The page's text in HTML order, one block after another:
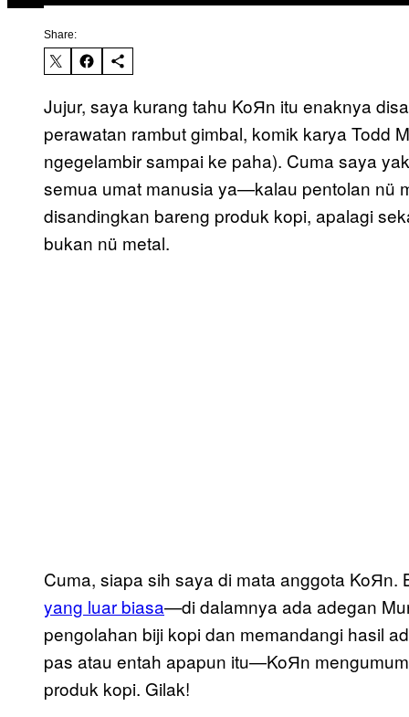
Share:
Jujur, saya kurang tahu KoЯn itu enaknya
perawatan rambut gimbal, komik karya Todd
ngegelambir sampai ke paha). Cuma saya
semua umat manusia ya—kalau pentolan nü
disandingkan bareng produk kopi, apalagi
bukan nü metal.
Cuma, siapa sih saya di mata anggota KoЯn.
yang luar biasa—di dalamnya ada adegan
pengolahan biji kopi dan memandangi hasil
pas atau entah apapun itu—KoЯn
produk kopi. Gilak!